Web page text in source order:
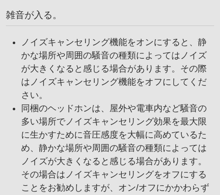
雑音が入る。
ノイズキャンセリング機能をオンにすると、静
かな場所や周囲の騒音の種類によってはノイズ
が大きくなると感じる場合があります。その際
はノイズキャンセリング機能をオフにしてくだ
さい。
同梱のヘッドホンは、屋外や電車内など騒音の
多い場所でノイズキャンセリング効果を最大限
に生かすために音圧感度を大幅に高めているた
め、静かな場所や周囲の騒音の種類によっては
ノイズが大きくなると感じる場合があります。
その場合はノイズキャンセリングをオフにする
ことをお勧めしますが、オン/オフにかかわらず